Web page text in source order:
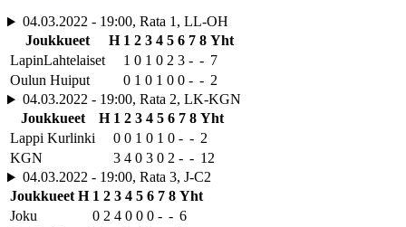
04.03.2022 - 19:00, Rata 1, LL-OH
Joukkueet
H 1 2 3 4 5 6 7 8 Yht
LapinLahtelaiset
1 0 1 0 2 3 - - 7
Oulun Huiput
0 1 0 1 0 0 - - 2
04.03.2022 - 19:00, Rata 2, LK-KGN
Joukkueet
H 1 2 3 4 5 6 7 8 Yht
Lappi Kurlinki
0 0 1 0 1 0 - - 2
KGN
3 4 0 3 0 2 - - 12
04.03.2022 - 19:00, Rata 3, J-C2
Joukkueet H 1 2 3 4 5 6 7 8 Yht
Joku
0 2 4 0 0 0 - - 6